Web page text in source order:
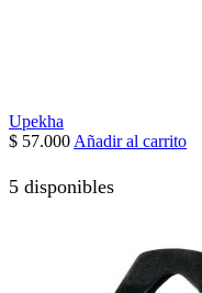
Upekha
$ 57.000 Añadir al carrito
5 disponibles